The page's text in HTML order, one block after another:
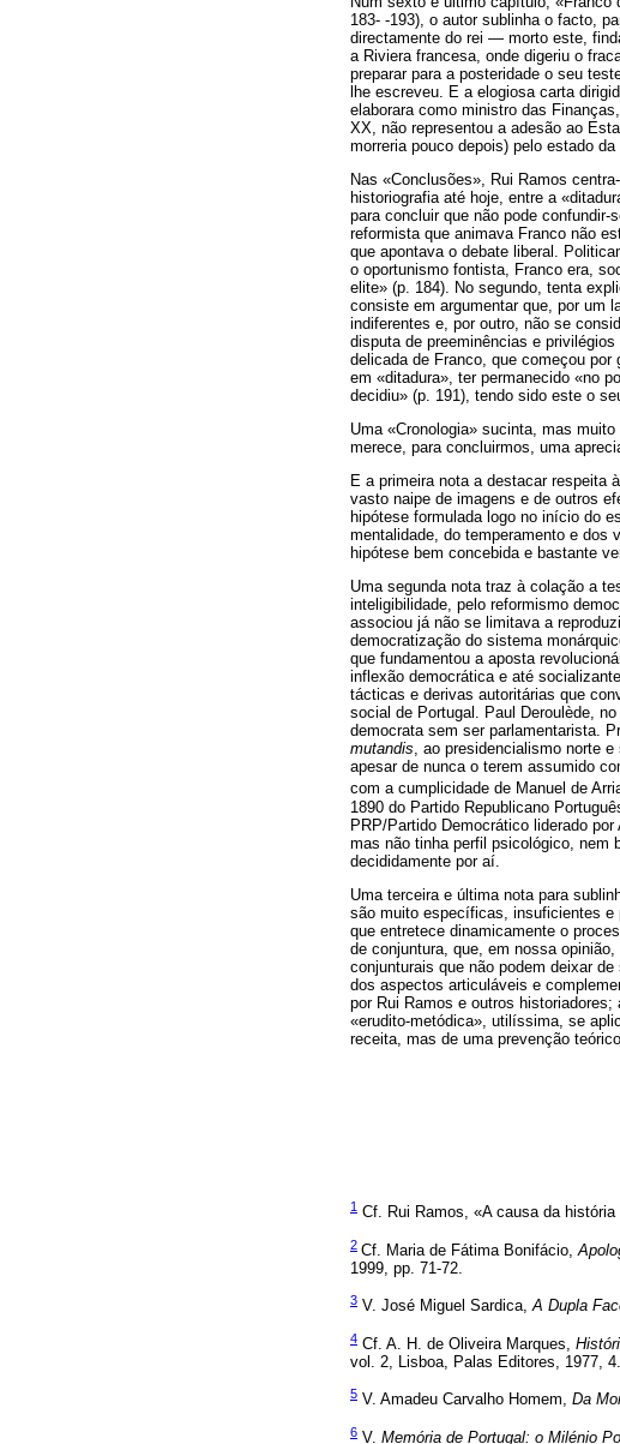
183- -193), o autor sublinha o facto,
directamente do rei — morto este,
a Riviera francesa, onde digeriu o
preparar para a posteridade o seu
lhe escreveu. E a elogiosa carta
elaborara como ministro das
XX, não representou a adesão ao
morreria pouco depois) pelo estado da
Nas «Conclusões», Rui Ramos
historiografia até hoje, entre a
para concluir que não pode
reformista que animava Franco não
que apontava o debate liberal.
o oportunismo fontista, Franco era,
elite» (p. 184). No segundo, tenta
consiste em argumentar que, por um
indiferentes e, por outro, não se
disputa de preeminências e
delicada de Franco, que começou
em «ditadura», ter permanecido «no
decidiu» (p. 191), tendo sido este o
Uma «Cronologia» sucinta, mas
merece, para concluirmos, uma
E a primeira nota a destacar respeita
vasto naipe de imagens e de outros
hipótese formulada logo no início do
mentalidade, do temperamento e dos
hipótese bem concebida e bastante
Uma segunda nota traz à colação a
inteligibilidade, pelo reformismo
associou já não se limitava a
democratização do sistema
que fundamentou a aposta
inflexão democrática e até
tácticas e derivas autoritárias que
social de Portugal. Paul Deroulède,
democrata sem ser parlamentarista.
mutandis, ao presidencialismo norte
apesar de nunca o terem assumido
com a cumplicidade de Manuel de
1890 do Partido Republicano
PRP/Partido Democrático liderado
mas não tinha perfil psicológico, nem
decididamente por aí.
Uma terceira e última nota para
são muito específicas, insuficientes
que entretece dinamicamente o
de conjuntura, que, em nossa
conjunturais que não podem deixar
dos aspectos articuláveis e
por Rui Ramos e outros
«erudito-metódica», utilíssima, se
receita, mas de uma prevenção
1 Cf. Rui Ramos, «A causa da
2 Cf. Maria de Fátima Bonifácio,
1999, pp. 71-72.
3 V. José Miguel Sardica,A Dupla
4 Cf. A. H. de Oliveira Marques,
vol. 2, Lisboa, Palas Editores, 1977,
5 V. Amadeu Carvalho Homem, Da
6 V. Memória de Portugal: o Milénio